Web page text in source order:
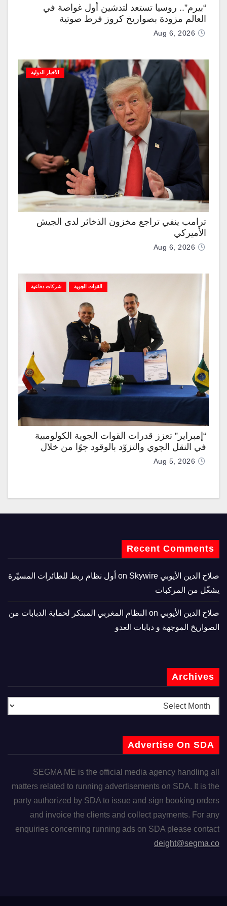
“بيرم”.. روسيا تستعد لتدشين أول غواصة في
العالم مزودة بصواريخ كروز فرط صوتية
Aug 6, 2026
الأخبار الدولية
ترامب ينفي تراجع مخزون الذخائر لدى الجيش
الأميركي
Aug 6, 2026
القوات الجوية شركات دفاعية
“إمبراير” تعزز قدرات القوات الجوية الكولومبية
في النقل الجوي والتزوّد بالوقود جوًا من خلال
تزويدها بطائرتي “كيه سي-390 ميلينيوم”
Aug 5, 2026
Recent Comments
صلاح الدين الأيوبي
Skywire أول نظام ربط للطائرات المسيّرة
يشغّل من المركبات
صلاح الدين الأيوبي
النظام المغربي المبتكر لحماية الدبابات من
الصواريخ الموجهة و دبابات العدو
Archives
Advertise On SDA
SEGMA ME is the official media agency handling all
matters related to running advertisements on SDA. It is the
party authorized by SDA to issue and sign booking orders
and invoice the clients and collect payments. For any
enquiries concerning running ads on SDA please contact
deight@segma.co